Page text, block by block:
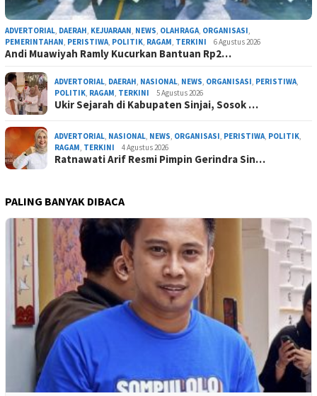
ADVERTORIAL, DAERAH, KEJUARAAN, NEWS, OLAHRAGA, ORGANISASI,
PEMERINTAHAN, PERISTIWA, POLITIK, RAGAM, TERKINI 6 Agustus 2026
Andi Muawiyah Ramly Kucurkan Bantuan Rp2…
ADVERTORIAL, DAERAH, NASIONAL, NEWS, ORGANISASI, PERISTIWA,
POLITIK, RAGAM, TERKINI 5 Agustus 2026
Ukir Sejarah di Kabupaten Sinjai, Sosok …
ADVERTORIAL, NASIONAL, NEWS, ORGANISASI, PERISTIWA, POLITIK,
RAGAM, TERKINI 4 Agustus 2026
Ratnawati Arif Resmi Pimpin Gerindra Sin…
PALING BANYAK DIBACA